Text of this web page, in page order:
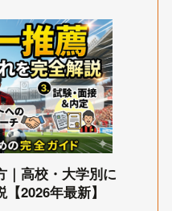
｜高校・大学別に
2026年最新】